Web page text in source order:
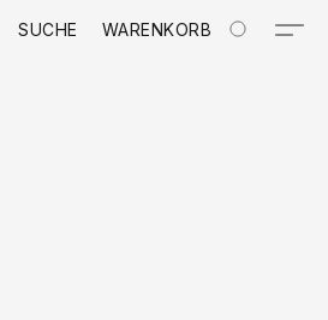
SUCHE WARENKORB